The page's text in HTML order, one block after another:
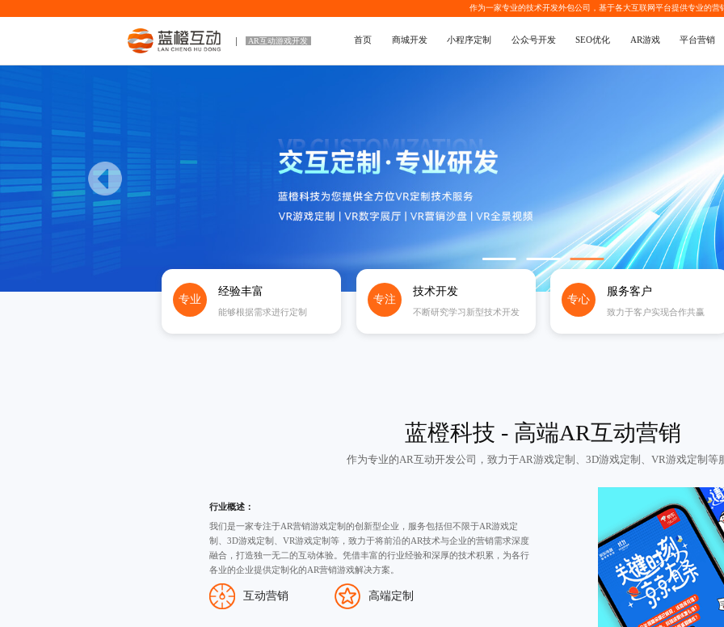
作为一家专业的技术开发外包公司 ，基于各大互联网平台提供专业的营
AR互动游戏开发 首页 商城开发 小程序定制 公众号开发 SEO优化 AR游戏 平台营销
专业
经验丰富
能够根据需求进行定制
专注
技术开发
不断研究学习新型技术开发
专心
服务客户
致力于客户实现合作共赢
蓝橙科技 - 高端AR互动营销
作为专业的AR互动开发公司 ，致力于AR游戏定制、3D游戏定制、VR游戏定制等
行业概述：
我们是一家专注于AR营销游戏定制的创新型企业，服务包括但不限于AR游戏定
制
3D游戏定制
、VR游戏定制等，致力于将前沿的AR技术与企业的营销需求深度
融合，打造独一无二的互动体验。凭借丰富的行业经验和深厚的技术积累，为各行
各业的企业提供定制化的AR营销游戏解决方案。
互动营销 高端定制